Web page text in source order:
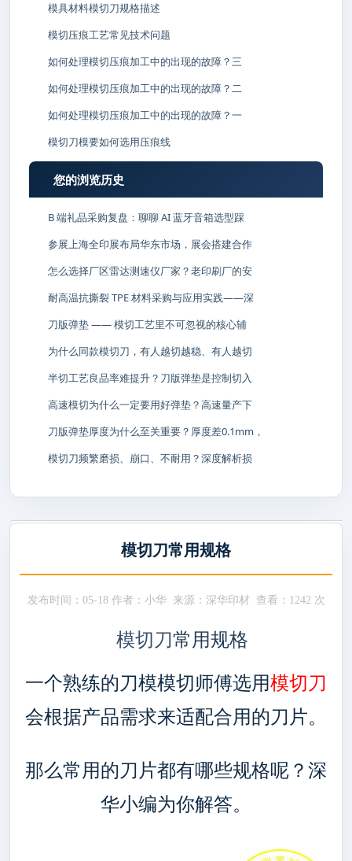
模切刀常用规格
发布时间：05-18 作者：小华 来源：深华印材 查看： 1242 次
模切刀常用规格
一个熟练的刀模模切师傅选用模切刀
会根据产品需求来适配合用的刀片。
那么常用的刀片都有哪些规格呢？深
华小编为你解答。
模具材料模切刀规格描述
模切压痕工艺常见技术问题
如何处理模切压痕加工中的出现的故障？三
如何处理模切压痕加工中的出现的故障？二
如何处理模切压痕加工中的出现的故障？一
模切刀模要如何选用压痕线
您的浏览历史
B 端礼品采购复盘：聊聊 AI 蓝牙音箱选型踩
参展上海全印展布局华东市场，展会搭建合作
怎么选择厂区雷达测速仪厂家？老印刷厂的安
耐高温抗撕裂 TPE 材料采购与应用实践——深
刀版弹垫 —— 模切工艺里不可忽视的核心辅
为什么同款模切刀，有人越切越稳、有人越切
半切工艺良品率难提升？刀版弹垫是控制切入
高速模切为什么一定要用好弹垫？高速量产下
刀版弹垫厚度为什么至关重要？厚度差0.1mm，
模切刀频繁磨损、崩口、不耐用？深度解析损